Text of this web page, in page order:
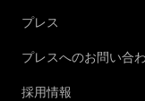
プレス
プレスへのお問い合
採用情報